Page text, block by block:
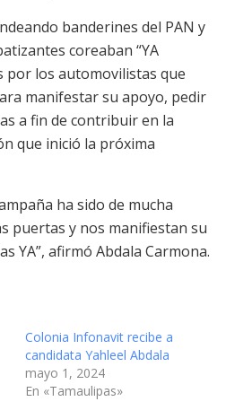
banderines del PAN y
coreaban “YA
por los automovilistas que
manifestar su apoyo, pedir
a fin de contribuir en la
que inició la próxima
ha sido de mucha
puertas y nos manifiestan su
YA”, afirmó Abdala Carmona.
Colonia Infonavit recibe a
candidata Yahleel Abdala
mayo 1, 2024
En «Tamaulipas»